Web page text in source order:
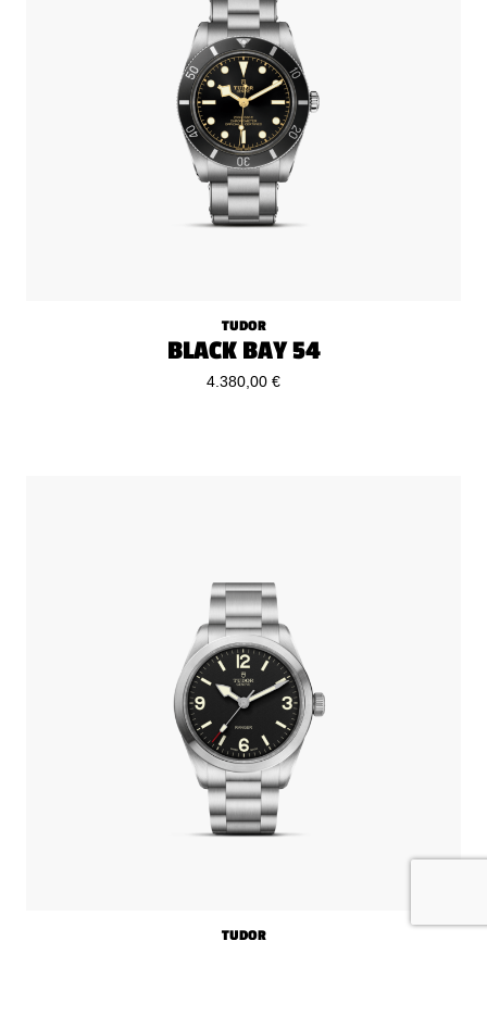
TUDOR
BLACK BAY 54
4.380,00 €
TUDOR